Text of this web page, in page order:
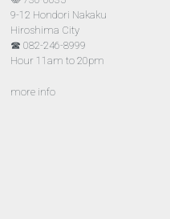
9-12 Hondori Nakaku
Hiroshima City
☎ 082-246-8999
Hour 11am to 20pm
more info